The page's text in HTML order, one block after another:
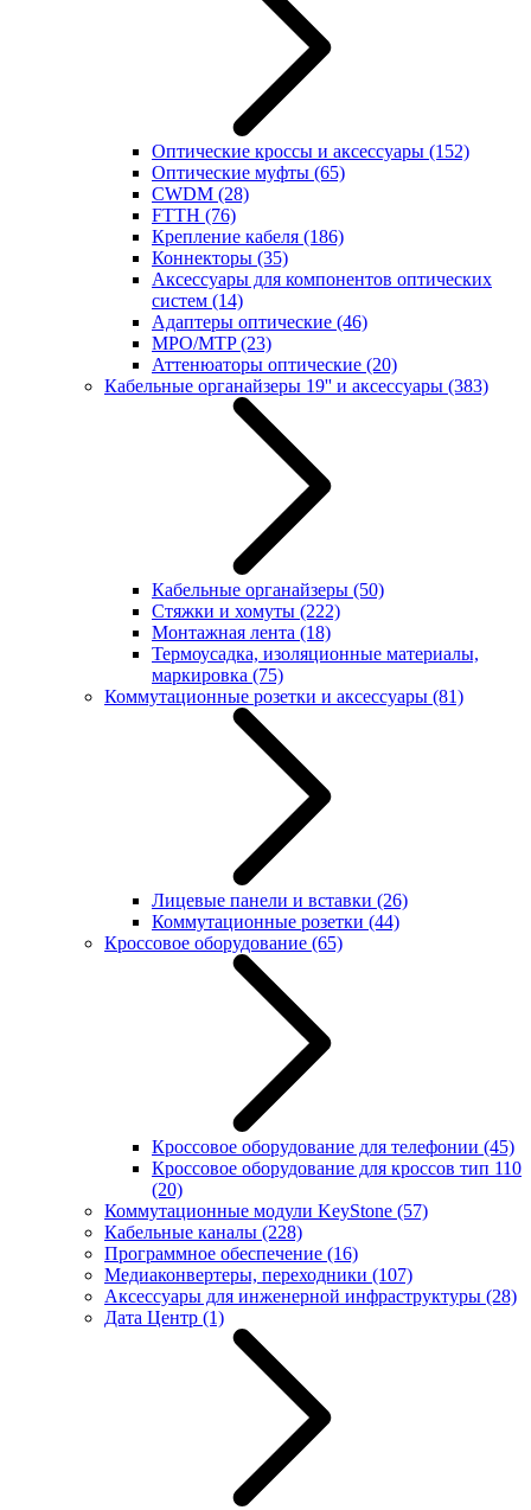
Оптические кроссы и аксессуары (152)
Оптические муфты (65)
CWDM (28)
FTTH (76)
Крепление кабеля (186)
Коннекторы (35)
Аксессуары для компонентов оптических
систем (14)
Адаптеры оптические (46)
MPO/MTP(23)
Аттенюаторы оптические (20)
Кабельные органайзеры 19'' и аксессуары (383)
Кабельные органайзеры (50)
Стяжки и хомуты (222)
Монтажная лента (18)
Термоусадка, изоляционные материалы,
маркировка (75)
Коммутационные розетки и аксессуары (81)
Лицевые панели и вставки (26)
Коммутационные розетки (44)
Кроссовое оборудование (65)
Кроссовое оборудование для телефонии (45)
Кроссовое оборудование для кроссов тип 110
(20)
Коммутационные модули KeyStone (57)
Кабельные каналы (228)
Программное обеспечение (16)
Медиаконвертеры, переходники (107)
Аксессуары для инженерной инфраструктуры (28)
Дата Центр (1)